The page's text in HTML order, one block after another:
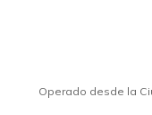
Operado desde la